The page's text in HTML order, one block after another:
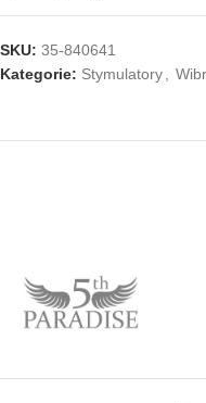
SKU: 35-840641
Kategorie: Stymulatory